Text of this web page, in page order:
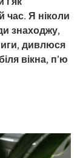
час. Я ніколи
знаходжу,
дивлюся
вікна, п’ю